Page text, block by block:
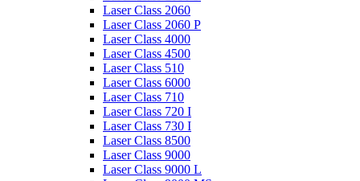
Laser Class 2060
Laser Class 2060 P
Laser Class 4000
Laser Class 4500
Laser Class 510
Laser Class 6000
Laser Class 710
Laser Class 720 I
Laser Class 730 I
Laser Class 8500
Laser Class 9000
Laser Class 9000 L